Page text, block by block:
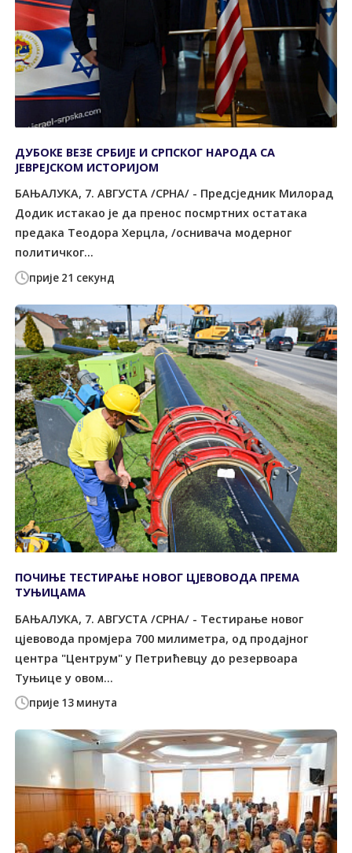
прије 21 секунд
ДУБОКЕ ВЕЗЕ СРБИЈЕ И СРПСКОГ НАРОДА СА
ЈЕВРЕЈСКОМ ИСТОРИЈОМ
БАЊАЛУКА, 7. АВГУСТА /СРНА/ - Предсједник Милорад
Додик истакао је да пренос посмртних остатака
предака Теодора Херцла, /оснивача модерног
политичког...
прије 13 минута
ПОЧИЊЕ ТЕСТИРАЊЕ НОВОГ ЦЈЕВОВОДА ПРЕМА
ТУЊИЦАМА
БАЊАЛУКА, 7. АВГУСТА /СРНА/ - Тестирање новог
цјевовода промјера 700 милиметра, од продајног
центра "Центрум" у Петрићевцу до резервоара
Туњице у овом...